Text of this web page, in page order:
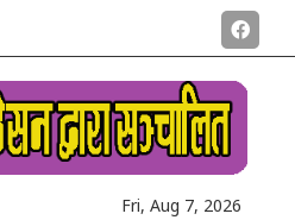
Fri, Aug 7, 2026